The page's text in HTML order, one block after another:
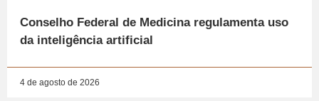
Conselho Federal de Medicina regulamenta uso
da inteligência artificial
4 de agosto de 2026